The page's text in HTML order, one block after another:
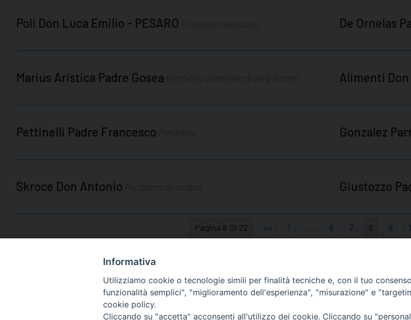
Poli Don Luca Emilio - PESARO De Ornelas
Marius Aristica Padre Gosea Alimenti
Pettinelli Padre Francesco Gonzalez
Skroce Don Antonio Giustozzo
Pagina 8 Di 22 << 1 … 6 7 8 9
Diocesi di Macerata
Informativa
Utilizziamo cookie o tecnologie simili per finalità tecniche e, con il tuo
funzionalità semplici", "miglioramento dell'esperienza", "misurazione" e
cookie policy.
Cliccando su "accetta" acconsenti all'utilizzo dei cookie. Cliccando su